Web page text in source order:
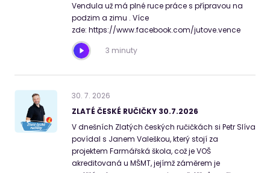
Vendula už má plné ruce práce s přípravou na
podzim a zimu . Více
zde: https://www.facebook.com/jutove.vence
3 minuty
30. 7. 2026
ZLATÉ ČESKÉ RUČIČKY 30.7.2026
V dnešních Zlatých českých ručičkách si Petr Slíva
povídal s Janem Valeškou, který stojí za
projektem Farmářská škola, což je VOŠ
akreditovaná u MŠMT, jejímž záměrem je